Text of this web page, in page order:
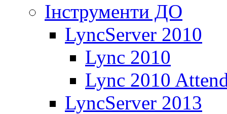
Інструменти ДО
LyncServer 2010
Lync 2010
Lync 2010
LyncServer 2013